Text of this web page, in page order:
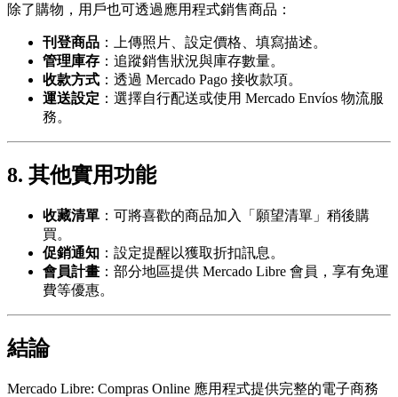
除了購物，用戶也可透過應用程式銷售商品：
刊登商品 ：上傳照片、設定價格、填寫描述。
管理庫存 ：追蹤銷售狀況與庫存數量。
收款方式 ：透過 Mercado Pago 接收款項。
運送設定 ：選擇自行配送或使用 Mercado Envíos 物流服
務。
8. 其他實用功能
收藏清單 ：可將喜歡的商品加入「願望清單」稍後購
買。
促銷通知 ：設定提醒以獲取折扣訊息。
會員計畫 ：部分地區提供 Mercado Libre 會員，享有免運
費等優惠。
結論
Mercado Libre: Compras Online 應用程式提供完整的電子商務